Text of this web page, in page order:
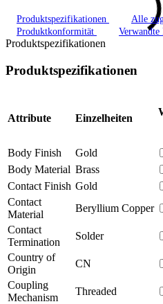
Produktspezifikationen
Alle
Produktkonformität
Verwandte
Produktspezifikationen
Produktspezifikationen
Attribute Einzelheiten
Body Finish
Gold
Body Material Brass
Contact Finish Gold
Contact
Material
Beryllium Copper
Contact
Termination
Solder
Country of
Origin
CN
Coupling
Mechanism
Threaded